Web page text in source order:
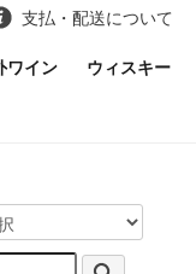
支払・配送について
ワイン ウィスキー